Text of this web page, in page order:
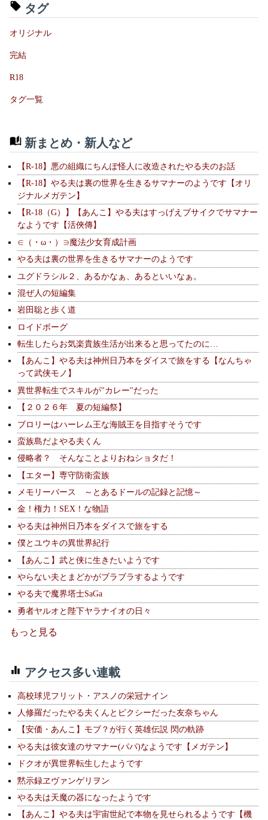
タグ
オリジナル
完結
R18
タグ一覧
新まとめ・新人など
【R-18】悪の組織にちんぽ怪人に改造されたやる夫のお話
【R-18】やる夫は裏の世界を生きるサマナーのようです【オリ
ジナルメガテン】
【R-18（G）】【あんこ】やる夫はすっげえブサイクでサマナー
なようです【活俠傳】
∈（・ω・）∋魔法少女育成計画
やる夫は裏の世界を生きるサマナーのようです
ユグドラシル２、あるかなぁ、あるといいなぁ。
混ぜ人の短編集
岩田聡と歩く道
ロイドボーグ
転生したらお気楽貴族生活が出来ると思ってたのに…
【あんこ】やる夫は神州日乃本をダイスで旅をする【なんちゃ
って武侠モノ】
異世界転生でスキルが"カレー"だった
【２０２６年 夏の短編祭】
ブロリーはハーレム王な海賊王を目指すそうです
蛮族島だよやる夫くん
侵略者？ そんなことよりおねショタだ！
【エター】専守防衛蛮族
メモリーバース ～とあるドールの記録と記憶～
金！権力！SEX！な物語
やる夫は神州日乃本をダイスで旅をする
僕とユウキの異世界紀行
【あんこ】武と侠に生きたいようです
やらない夫とまどかがブラブラするようです
やる夫で魔界塔士SaGa
勇者ヤルオと陛下ヤラナイオの日々
もっと見る
アクセス多い連載
高校球児フリット・アスノの栄冠ナイン
人修羅だったやる夫くんとピクシーだった友奈ちゃん
【安価・あんこ】モブ？が行く英雄伝説 閃の軌跡
やる夫は彼女達のサマナー(パパ)なようです【メガテン】
ドクオが異世界転生したようです
黙示録ヱヴァンゲリヲン
やる夫は天魔の器になったようです
【あんこ】やる夫は宇宙世紀で本物を見せられるようです【機